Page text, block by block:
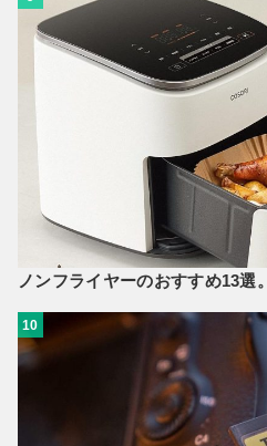
ノンフライヤーのおすすめ13
10